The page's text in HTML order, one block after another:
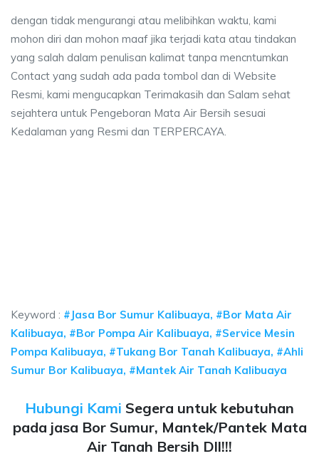
dengan tidak mengurangi atau melibihkan waktu, kami
mohon diri dan mohon maaf jika terjadi kata atau tindakan
yang salah dalam penulisan kalimat tanpa mencntumkan
Contact yang sudah ada pada tombol dan di Website
Resmi, kami mengucapkan Terimakasih dan Salam sehat
sejahtera untuk Pengeboran Mata Air Bersih sesuai
Kedalaman yang Resmi dan TERPERCAYA.
Keyword : #Jasa Bor Sumur Kalibuaya, #Bor Mata Air
Kalibuaya, #Bor Pompa Air Kalibuaya, #Service Mesin
Pompa Kalibuaya, #Tukang Bor Tanah Kalibuaya, #Ahli
Sumur Bor Kalibuaya, #Mantek Air Tanah Kalibuaya
Hubungi Kami Segera untuk kebutuhan
pada jasa Bor Sumur, Mantek/Pantek Mata
Air Tanah Bersih Dll!!!